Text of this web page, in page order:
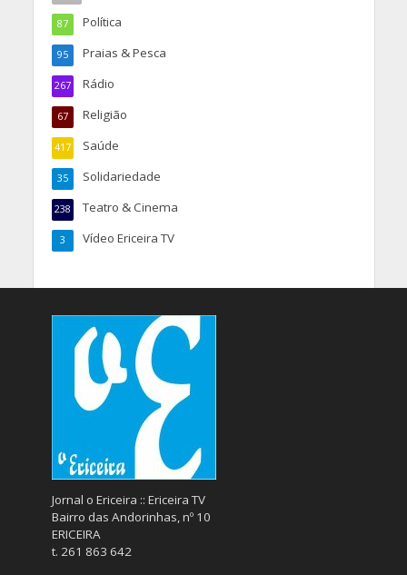
Política
87
Praias & Pesca
95
Rádio
267
Religião
67
Saúde
417
Solidariedade
35
Teatro & Cinema
238
Vídeo Ericeira TV
3
Jornal o Ericeira :: Ericeira TV
Bairro das Andorinhas, nº 10
ERICEIRA
t. 261 863 642